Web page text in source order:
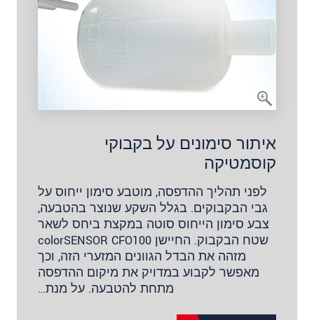
איתור סימונים על בקבוקי
קוסמטיקה
לפני תהליך ההדפסה, מוטבע סימון ייחוס על
גבי הבקבוקים. בגלל השקע שנוצר בהטבעה,
צבע סימון הייחוס סוטה במקצת ביחס לשאר
שטח הבקבוק. החיישן colorSENSOR CFO100
מזהה את הבדל הגוונים המזערי הזה, וכך
מאפשר לקבוע במדויק את מיקום ההדפסה
מתחת להטבעה. על מנת…